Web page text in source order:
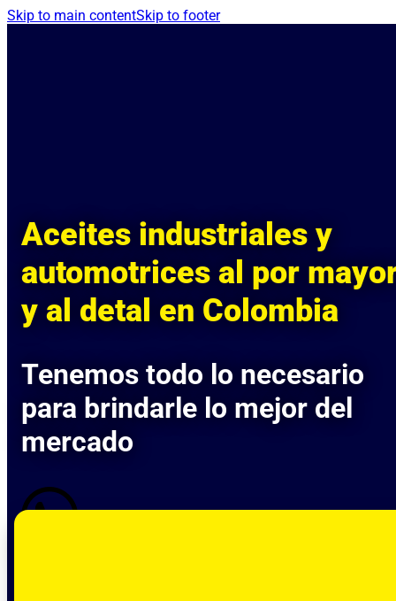
Skip to main contentSkip to footer
Aceites industriales y
automotrices al por
y al detal en Colombia
Tenemos todo lo necesario
para brindarle lo mejor del
mercado